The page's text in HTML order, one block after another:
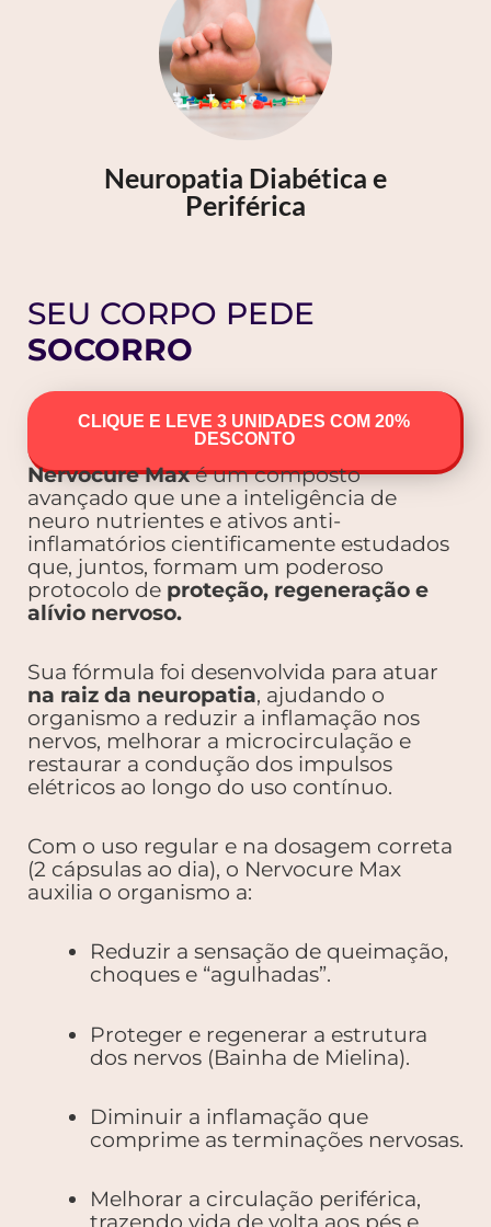
Neuropatia Diabética e
Periférica
SEU CORPO PEDE
SOCORRO
CLIQUE E LEVE 3 UNIDADES COM 20%
DESCONTO
Nervocure Maxé um composto
avançado que une a inteligência de
neuro nutrientes e ativos anti-
inflamatórios cientificamente estudados
que, juntos, formam um poderoso
protocolo de proteção, regeneração e
alívio nervoso.
Sua fórmula foi desenvolvida para atuar
na raiz da neuropatia, ajudando o
organismo a reduzir a inflamação nos
nervos, melhorar a microcirculação e
restaurar a condução dos impulsos
elétricos ao longo do uso contínuo.
Com o uso regular e na dosagem correta
(2 cápsulas ao dia), o Nervocure Max
auxilia o organismo a:
Reduzir a sensação de queimação,
choques e “agulhadas”.
Proteger e regenerar a estrutura
dos nervos (Bainha de Mielina).
Diminuir a inflamação que
comprime as terminações nervosas.
Melhorar a circulação periférica,